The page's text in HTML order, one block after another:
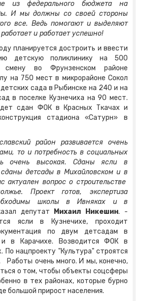
из федерального бюджета на
И мы должны со своей стороны
все. Ведь помогают и выделяют
и работает успешно!
планируется достроить и ввести
детскую поликлинику на 500
во Фрунзенском районе
на 750 мест в микрорайоне Сокол
сада в Рыбинске на 240 и на
в поселке Кузнечиха на 90 мест.
сдан ФОК в Красных Ткачах и
стадиона «Сатурн» в
район развивается очень
то и потребность в социальных
очень высокая. Сданы ясли в
детсады в Михайловском и в
актуален вопрос о строительстве
Проект готов, экспертиза
школы в Ивняках и в
депутат Михаил Никешин. -
ясли в Кузнечихе, проходит
по двум детсадам в
и в Карачихе. Возводится ФОК в
По нацпроекту "Культура" строятся
Работы очень много. И мы, конечно,
о том, чтобы объекты соцсферы
в тех районах, которые бурно
большой прирост населения.